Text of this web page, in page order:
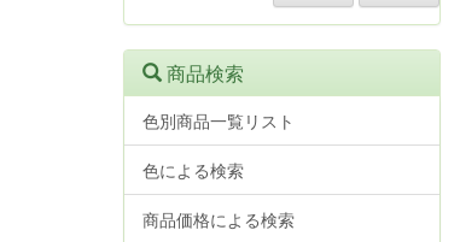
商品検索
色別商品一覧リスト
色による検索
商品価格による検索